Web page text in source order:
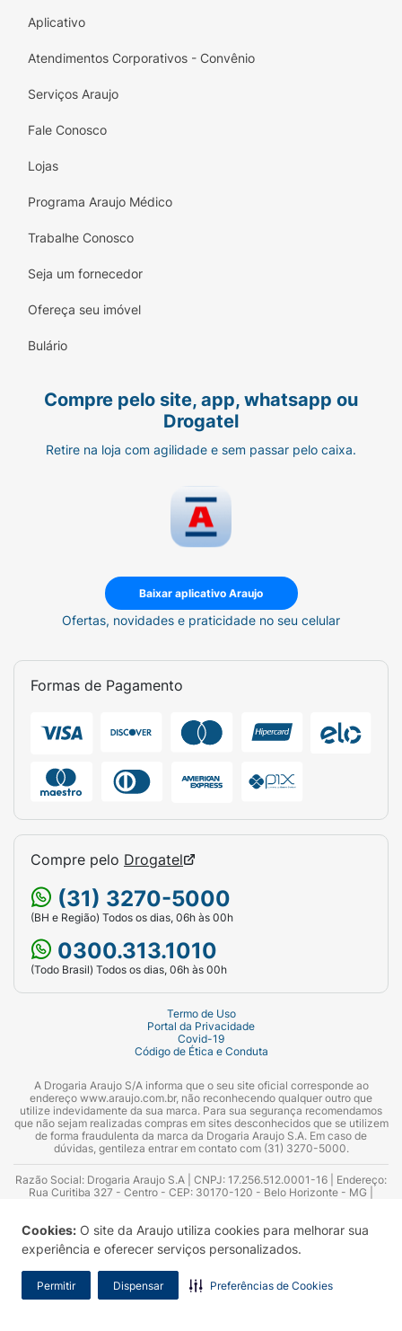
Cookies: O site da Araujo utiliza cookies para melhorar sua
experiência e oferecer serviços personalizados.
Permitir Dispensar Preferências de Cookies
Aplicativo
Atendimentos Corporativos - Convênio
Serviços Araujo
Fale Conosco
Lojas
Programa Araujo Médico
Trabalhe Conosco
Seja um fornecedor
Ofereça seu imóvel
Bulário
Compre pelo site, app, whatsapp ou
Drogatel
Retire na loja com agilidade e sem passar pelo caixa.
Baixar aplicativo Araujo
Ofertas, novidades e praticidade no seu celular
Formas de Pagamento
Compre pelo Drogatel
(31) 3270-5000
(BH e Região) Todos os dias, 06h às 00h
0300.313.1010
(Todo Brasil) Todos os dias, 06h às 00h
Termo de Uso
Portal da Privacidade
Covid-19
Código de Ética e Conduta
A Drogaria Araujo S/A informa que o seu site oficial corresponde ao
endereço www.araujo.com.br, não reconhecendo qualquer outro que
utilize indevidamente da sua marca. Para sua segurança recomendamos
que não sejam realizadas compras em sites desconhecidos que se utilizem
de forma fraudulenta da marca da Drogaria Araujo S.A. Em caso de
dúvidas, gentileza entrar em contato com (31) 3270-5000.
Razão Social: Drogaria Araujo S.A | CNPJ: 17.256.512.0001-16 | Endereço:
Rua Curitiba 327 - Centro - CEP: 30170-120 - Belo Horizonte - MG |
Azevedo Guimarães – CRF 10.965 | Yasmin Silva Alvarenga – CRF 52.584 -
Consultor substituto: Thiago Aguiar Pinheiro - CRF Nº 13.748. Alvará
Sanitário: 2025020713 | Autorização de Funcionamento da Empresa (AFE):